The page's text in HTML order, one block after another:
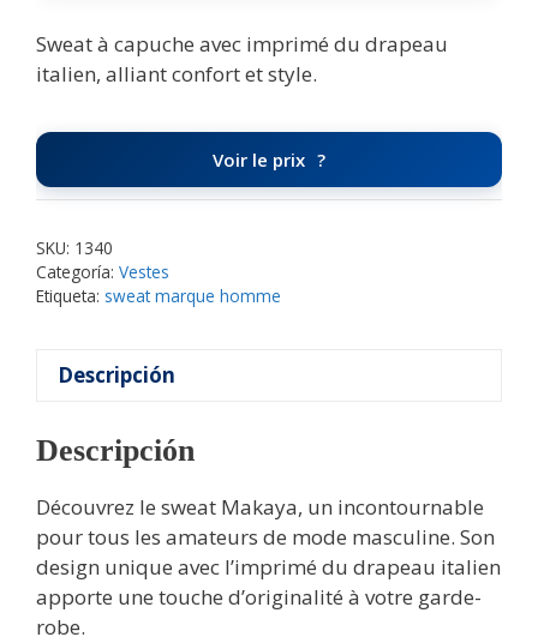
Sweat à capuche avec imprimé du drapeau
italien, alliant confort et style.
Voir le prix
SKU: 1340
Categoría: Vestes
Etiqueta: sweat marque homme
Descripción
Descripción
Découvrez le sweat Makaya, un incontournable
pour tous les amateurs de mode masculine. Son
design unique avec l’imprimé du drapeau italien
apporte une touche d’originalité à votre garde-
robe.